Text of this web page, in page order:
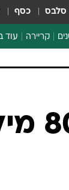
סלבס כסף
קריירה עוד